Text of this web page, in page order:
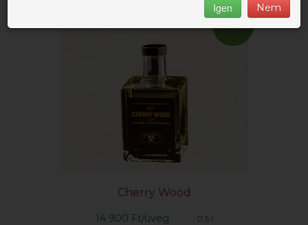
Cherry Wood
14 900 Ft/üveg 0,5 l
Igen Nem